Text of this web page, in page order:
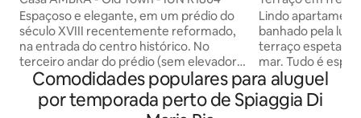
Espaçoso e elegante, em um prédio do
século XVIII recentemente reformado,
na entrada do centro histórico. No
terceiro andar do prédio (sem elevador),
em dois andares: sala de estar com sofá-
cama, cozinha, quarto de casal e
banheiro no primeiro andar, quarto de
relaxamento Wifi
Lindo
banhado pela luz
terraço
mar. Tudo é
olhando para o
pôr do sol. A
espaços
Comodidades populares para aluguel
por temporada perto de Spiaggia Di